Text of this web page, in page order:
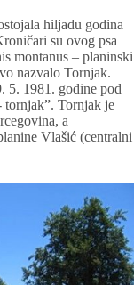
hiljadu godina
su ovog psa
montanus – planinski
nazvalo Tornjak.
5. 1981. godine pod
tornjak”. Tornjak je
a
Vlašić (centralni